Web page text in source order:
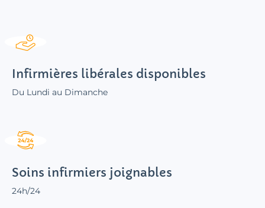
Infirmières libérales disponibles
Du Lundi au Dimanche
Soins infirmiers joignables
24h/24